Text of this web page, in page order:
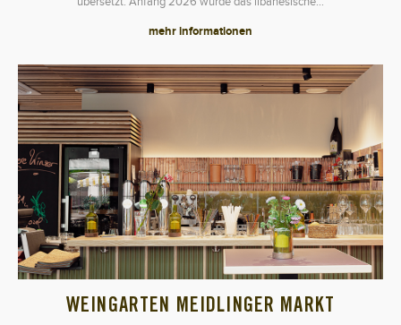
mehr informationen
WEINGARTEN MEIDLINGER MARKT